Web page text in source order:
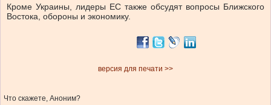
Кроме Украины, лидеры ЕС также обсудят вопросы Ближского
Востока, обороны и экономику.
версия для печати >>
Что скажете, Аноним?